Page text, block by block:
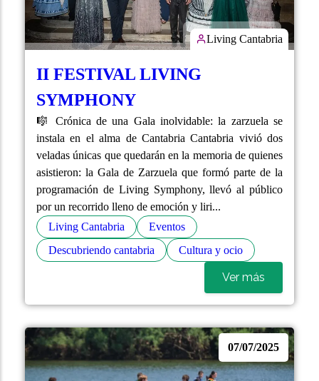
Living Cantabria
II FESTIVAL LIVING
SYMPHONY
🎼 Crónica de una Gala inolvidable: la zarzuela se
instala en el alma de Cantabria Cantabria vivió dos
veladas únicas que quedarán en la memoria de quienes
asistieron: la Gala de Zarzuela que formó parte de la
programación de Living Symphony, llevó al público
por un recorrido lleno de emoción y liri...
Living Cantabria
Eventos
Descubriendo cantabria
Cultura y ocio
Ver más
07/07/2025